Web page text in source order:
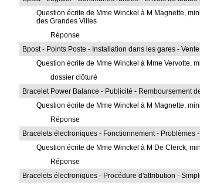
Question écrite de Mme Winckel à M Magnette,
des Grandes Villes
Réponse
Bpost - Points Poste - Installation dans les gares -
Question écrite de Mme Winckel à Mme Vervotte,
dossier clôturé
Bracelet Power Balance - Publicité - Remboursement
Question écrite de Mme Winckel à M Magnette,
Réponse
Bracelets électroniques - Fonctionnement -
Question écrite de Mme Winckel à M De Clerck,
Réponse
Bracelets électroniques - Procédure d'attribution -